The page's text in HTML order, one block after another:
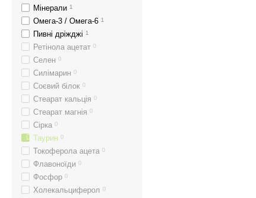
Мінерали 1
Омега-3 / Омега-6 1
Пивні дріжджі 1
Ретінола ацетат 0
Селен 0
Силімарин 0
Соєвий білок 0
Стеарат кальція 0
Стеарат магнія 0
Сірка 0
Таурин 0
Токоферола ацета 0
Флавоноїди 0
Фосфор 0
Холекальциферол 0